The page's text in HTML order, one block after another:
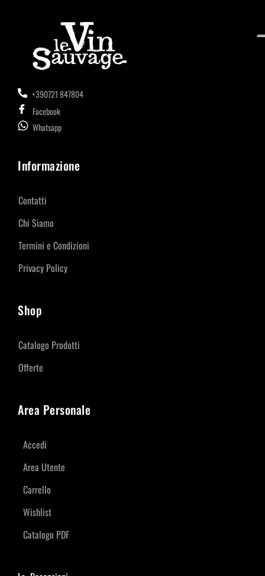
+390721 847804
Facebook
Whatsapp
Informazione
Contatti
Chi Siamo
Termini e Condizioni
Privacy Policy
Shop
Catalogo Prodotti
Offerte
Area Personale
Accedi
Area Utente
Carrello
Wishlist
Catalogo PDF